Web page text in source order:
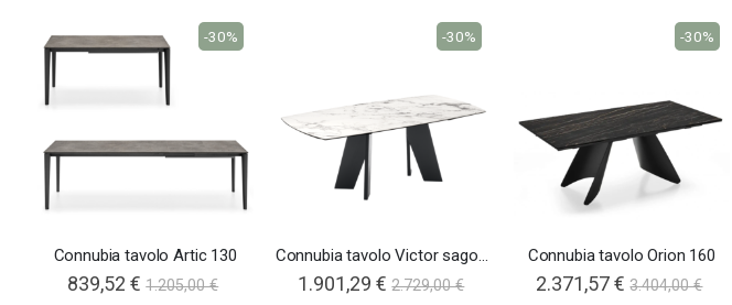
Connubia tavolo Artic 130
839,52 € 1.205,00 €
-30%
Connubia tavolo Victor sagomato
1.901,29 € 2.729,00 €
-30%
Connubia tavolo Orion 160
2.371,57 € 3.404,00 €
-30%